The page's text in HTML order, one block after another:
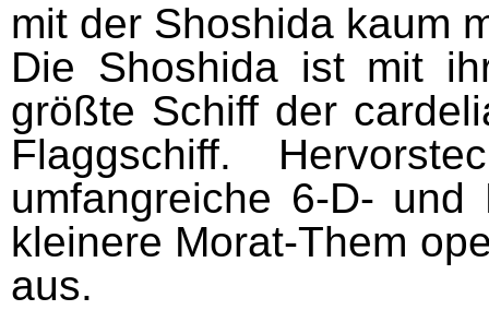
mit der Shoshida kaum
Die Shoshida ist mit
größte Schiff der
Flaggschiff.
umfangreiche 6-D- und
kleinere Morat-Them
aus.